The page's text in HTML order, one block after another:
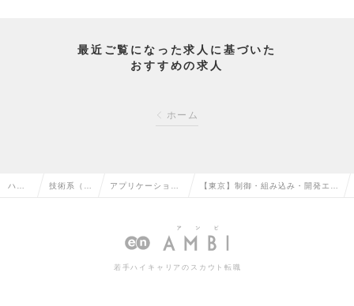
最近ご覧になった求人に基づいた
おすすめの求人
ホーム
ハイ 技術系（電 アプリケーション
（制御・組み込み
【東京】制御・組み込み・開発エン
技術に関われる◎フレックスも選択
若手ハイキャリアのスカウト転職